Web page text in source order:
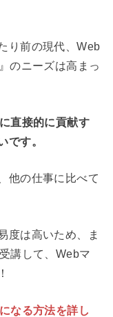
り前の現代、Web
のニーズは高まっ
直接的に貢献す
です。
他の仕事に比べて
度は高いため、ま
講して、Webマ
なる方法を詳し